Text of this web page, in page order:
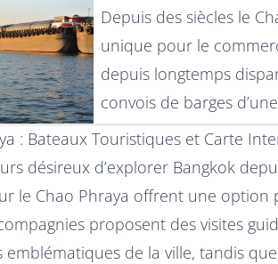
Depuis des siècles le
unique pour le
depuis longtemps
convois de barges
: Bateaux Touristiques et Carte
désireux d’explorer Bangkok
le Chao Phraya offrent une option
proposent des visites
emblématiques de la ville, tandis